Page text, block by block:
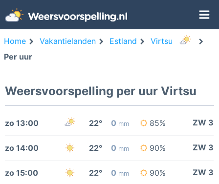
Home Vakantielanden Estland
Virtsu
Per uur
Weersvoorspelling per uur Virtsu
zo 13:00 22° 0 mm 85% ZW 3
zo 14:00 22° 0 mm 90% ZW 3
zo 15:00 22° 0 mm 90% ZW 3